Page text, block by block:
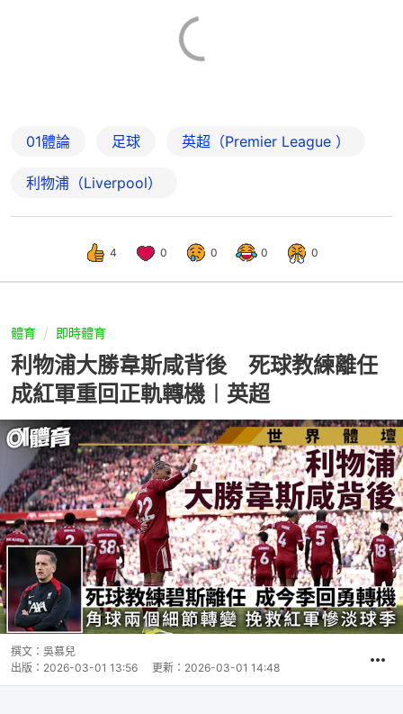
01體論 足球 英超（Premier League ）
利物浦（Liverpool）
4 0 0 0 0
體育 即時體育
利物浦大勝韋斯咸背後 死球教練離任
成紅軍重回正軌轉機︱英超
撰文： 吳慕兒
出版： 2026-03-01 13:56 更新： 2026-03-01 14:48